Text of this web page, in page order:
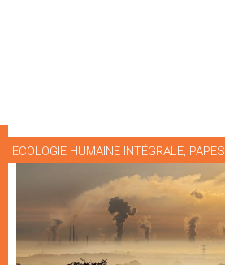
ECOLOGIE HUMAINE INTÉGRALE, PAPES